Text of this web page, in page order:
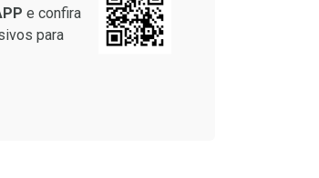
e confira
para